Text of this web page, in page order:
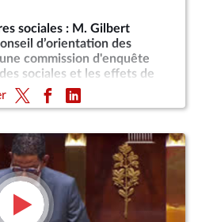
sociales : M. Gilbert
d’orientation des
commission d'enquête
sociales et les effets de
engendrés par leur cumul